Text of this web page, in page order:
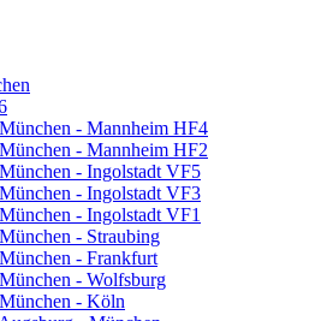
- Mannheim HF4
- Mannheim HF2
- Ingolstadt VF5
- Ingolstadt VF3
- Ingolstadt VF1
- Straubing
- Frankfurt
- Wolfsburg
- Köln